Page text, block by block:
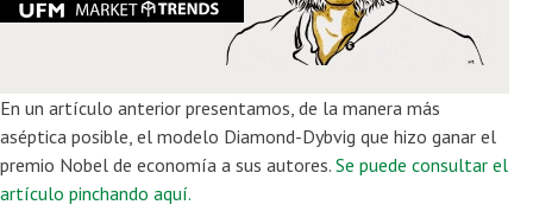
En un artículo anterior presentamos, de la manera más
aséptica posible, el modelo Diamond-Dybvig que hizo ganar el
premio Nobel de economía a sus autores. Se puede consultar el
artículo pinchando aquí.